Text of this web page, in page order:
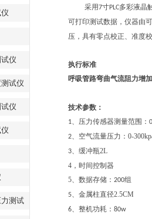
仪
试仪
仪
测试
采用7寸PLC多彩液晶
可打印测试数据，仪器由
压，具有零点校正、准度
执行标准
呼吸管路弯曲气流阻力增加
技术参数：
1、 压力传感器测量范围：
2、 空气流量压力：0-
3、 缓冲瓶2L
4，时间控制器
5、数据存储： 200组
5、 金属柱直径2.5CM
6、整机功耗： 80w